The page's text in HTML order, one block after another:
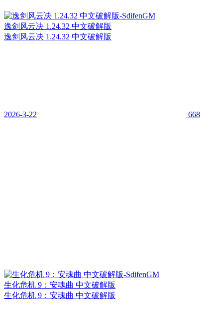
逸剑风云决 1.24.32 中文破解版
逸剑风云决 1.24.32 中文破解版
2026-3-22 668
生化危机 9：安魂曲 中文破解版
生化危机 9：安魂曲 中文破解版